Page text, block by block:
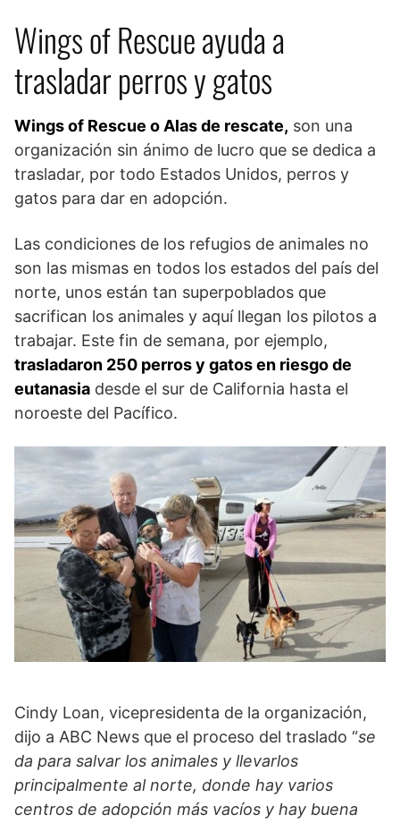
Wings of Rescue ayuda a
trasladar perros y gatos
Wings of Rescue o Alas de rescate, son una
organización sin ánimo de lucro que se dedica a
trasladar, por todo Estados Unidos, perros y
gatos para dar en adopción.
Las condiciones de los refugios de animales no
son las mismas en todos los estados del país del
norte, unos están tan superpoblados que
sacrifican los animales y aquí llegan los pilotos a
trabajar. Este fin de semana, por ejemplo,
trasladaron 250 perros y gatos en riesgo de
eutanasia desde el sur de California hasta el
noroeste del Pacífico.
Cindy Loan, vicepresidenta de la organización,
dijo a ABC News que el proceso del traslado “se
da para salvar los animales y llevarlos
principalmente al norte, donde hay varios
centros de adopción más vacíos y hay buena